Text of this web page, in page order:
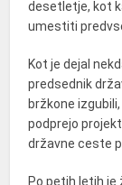
desetletje, kot
umestiti
Kot je dejal
predsednik
bržkone
podprejo
državne ceste
Po petih letih je